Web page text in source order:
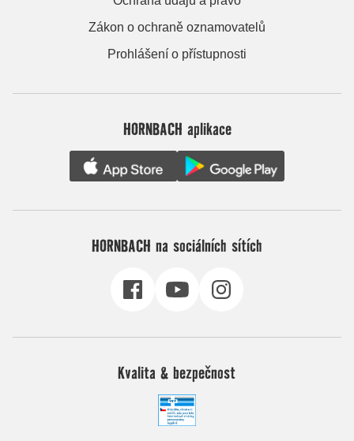
Zákon o ochraně oznamovatelů
Prohlášení o přístupnosti
HORNBACH aplikace
HORNBACH na sociálních sítích
Kvalita & bezpečnost